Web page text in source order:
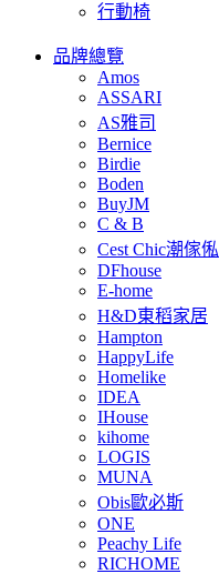
行動椅
品牌總覽
Amos
ASSARI
AS雅司
Bernice
Birdie
Boden
BuyJM
C & B
Cest Chic潮傢俬
DFhouse
E-home
H&D東稻家居
Hampton
HappyLife
Homelike
IDEA
IHouse
kihome
LOGIS
MUNA
Obis歐必斯
ONE
Peachy Life
RICHOME